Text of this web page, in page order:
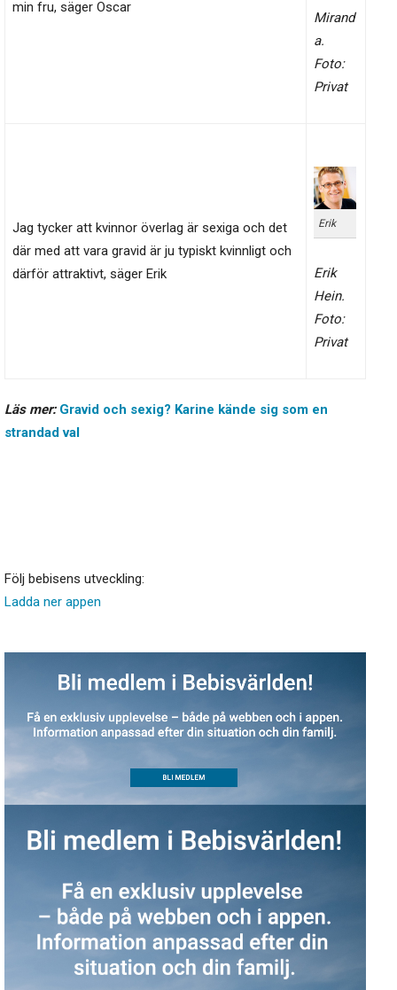
min fru, säger Oscar
Mirand
a.
Foto:
Privat
Jag tycker att kvinnor överlag är sexiga och det
där med att vara gravid är ju typiskt kvinnligt och
därför attraktivt, säger Erik
Erik
Erik
Hein.
Foto:
Privat
Läs mer: Gravid och sexig? Karine kände sig som en
strandad val
Följ bebisens utveckling:
Ladda ner appen